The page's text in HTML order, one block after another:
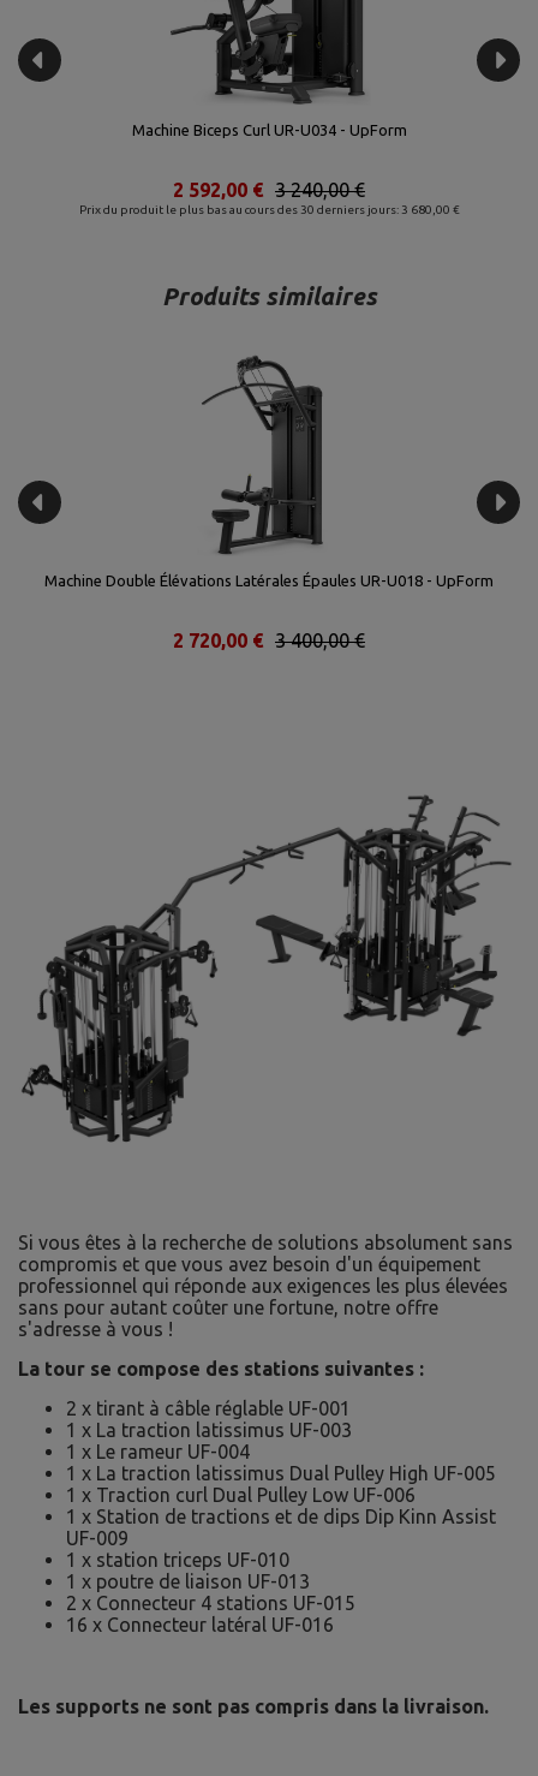
Machine Biceps Curl UR-U034 - UpForm
Prix du produit le plus bas au cours des 30 derniers jours: 3 680,00 €
3 240,00 €
2 592,00 €
Produits similaires
Machine Double Élévations Latérales Épaules UR-U018 - UpForm
3 400,00 €
2 720,00 €
Si vous êtes à la recherche de solutions absolument sans
compromis et que vous avez besoin d'un équipement
professionnel qui réponde aux exigences les plus élevées
sans pour autant coûter une fortune, notre offre
s'adresse à vous !
La tour se compose des stations suivantes :
2 x tirant à câble réglable UF-001
1 x La traction latissimus UF-003
1 x Le rameur UF-004
1 x La traction latissimus Dual Pulley High UF-005
1 x Traction curl Dual Pulley Low UF-006
1 x Station de tractions et de dips Dip Kinn Assist
UF-009
1 x station triceps UF-010
1 x poutre de liaison UF-013
2 x Connecteur 4 stations UF-015
16 x Connecteur latéral UF-016
Les supports ne sont pas compris dans la livraison.